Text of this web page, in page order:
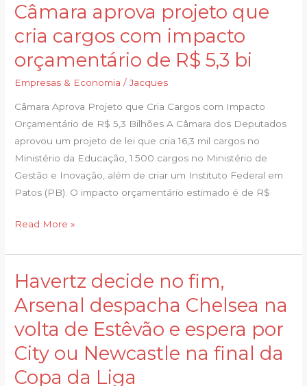
Câmara aprova projeto que
cria cargos com impacto
orçamentário de R$ 5,3 bi
Empresas & Economia /Jacques
Câmara Aprova Projeto que Cria Cargos com Impacto
Orçamentário de R$ 5,3 Bilhões A Câmara dos Deputados
aprovou um projeto de lei que cria 16,3 mil cargos no
Ministério da Educação, 1.500 cargos no Ministério de
Gestão e Inovação, além de criar um Instituto Federal em
Patos (PB). O impacto orçamentário estimado é de R$
Câmara
projeto
que
com
impacto
orçamentário
de
R$
5,3
Read More »
Havertz decide no fim,
Arsenal despacha Chelsea na
volta de Estêvão e espera por
City ou Newcastle na final da
Copa da Liga
Havertz
no
fim,
Arsenal
despacha
Chelsea